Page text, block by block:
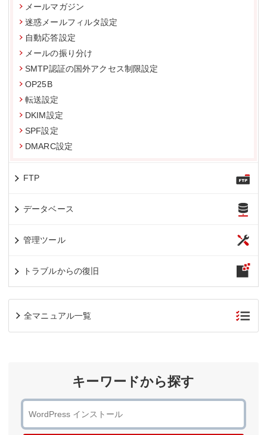
メールマガジン
迷惑メールフィルタ設定
自動応答設定
メールの振り分け
SMTP認証の国外アクセス制限設定
OP25B
転送設定
DKIM設定
SPF設定
DMARC設定
FTP
データベース
管理ツール
トラブルからの復旧
全マニュアル一覧
キーワードから探す